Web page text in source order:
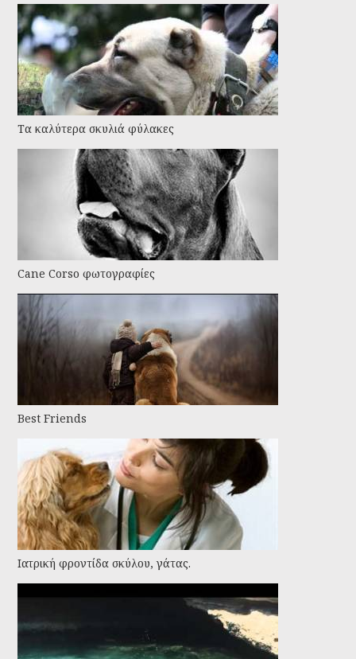
Τα καλύτερα σκυλιά φύλακες
Cane Corso φωτογραφίες
Best Friends
Ιατρική φροντίδα σκύλου, γάτας.